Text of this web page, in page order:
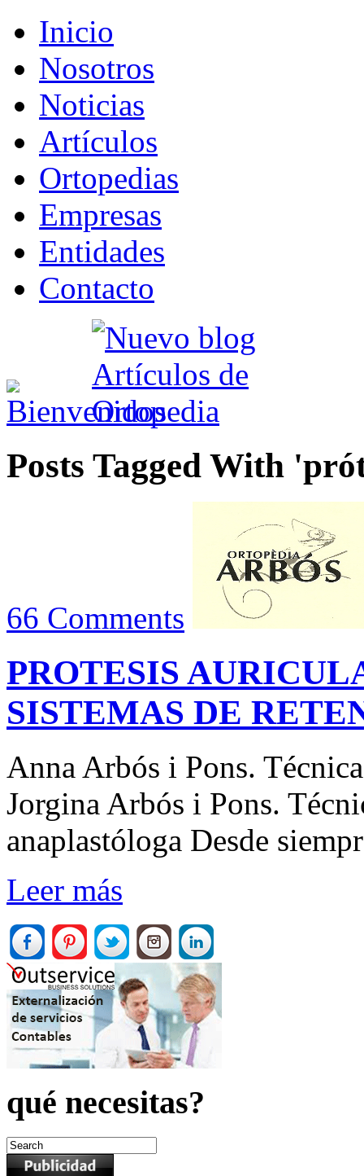
Inicio
Nosotros
Noticias
Artículos
Ortopedias
Empresas
Entidades
Contacto
Posts Tagged With
66 Comments
PROTESIS
SISTEMAS DE
Anna Arbós i Pons.
Jorgina Arbós i Pons.
anaplastóloga Desde
Leer más
qué necesitas?